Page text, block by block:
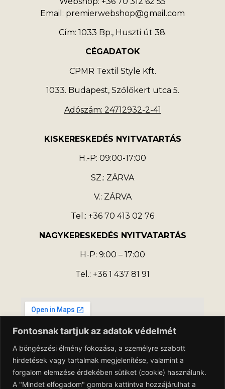
Fontosnak tartjuk az adatok védelmét
A böngészési élmény fokozása, a személyre szabott
hirdetések vagy tartalmak megjelenítése, valamint a
forgalom elemzése érdekében sütiket (cookie) használunk.
A "Mindet elfogadom" gombra kattintva hozzájárulhat a
Email: premierwebshop@gmail.com
Cím: 1033 Bp., Huszti út 38.
CÉGADATOK
CPMR Textil Style Kft.
1033. Budapest, Szőlőkert utca 5.
Adószám: 24712932-2-41
KISKERESKEDÉS NYITVATARTÁS
H.-P: 09:00-17:00
SZ.: ZÁRVA
V.: ZÁRVA
Tel.: +36 70 413 02 76
NAGYKERESKEDÉS NYITVATARTÁS
H-P: 9:00 – 17:00
Tel.: +36 1 437 81 91